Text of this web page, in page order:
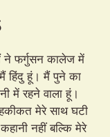
ने फर्गुसन कालेज में
हिंदु हूं। मैं पुने का
में रहने वाला हूं।
मेरे साथ घटी
नहीं बल्कि मेरे